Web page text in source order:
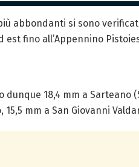
abbondanti si sono
est fino all’Appennino
dunque 18,4 mm a Sarteano
15,5 mm a San Giovanni